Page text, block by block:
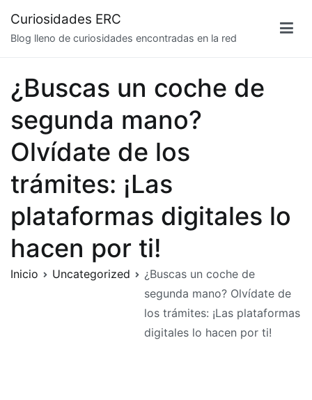
contenido
Curiosidades ERC
Blog lleno de curiosidades encontradas en la red
¿Buscas un coche de
segunda mano?
Olvídate de los
trámites: ¡Las
plataformas digitales lo
hacen por ti!
Inicio Uncategorized
¿Buscas un coche de
segunda mano? Olvídate de
los trámites: ¡Las plataformas
digitales lo hacen por ti!